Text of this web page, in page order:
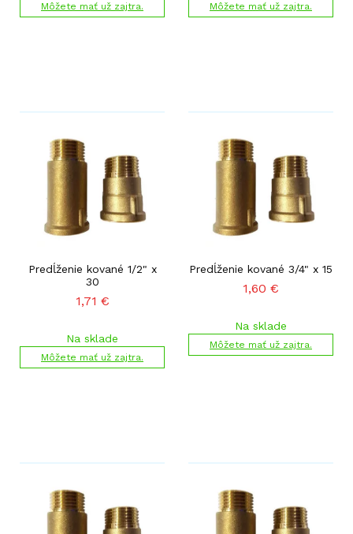
Môžete mať už zajtra. Môžete mať už zajtra.
Predĺženie kované 1/2" x
30
1,71 €
Na sklade
Môžete mať už zajtra.
Predĺženie kované 3/4" x 15
1,60 €
Na sklade
Môžete mať už zajtra.